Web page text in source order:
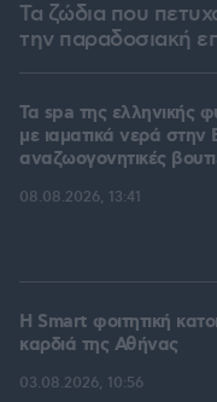
Τα ζώδια που
την παραδοσιακή
Τα spa της ελληνικής
με ιαματικά νερά στην
αναζωογονητικές
08.08.2026, 13:41
Η Smart φοιτητική
καρδιά της Αθήνας
03.08.2026, 10:56